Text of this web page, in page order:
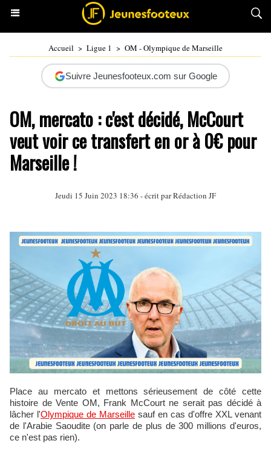
Accueil > Ligue 1 > OM - Olympique de Marseille
Suivre Jeunesfooteux.com sur Google
OM, mercato : c'est décidé, McCourt
veut voir ce transfert en or à 0€ pour
Marseille !
Jeudi 15 Juin 2023 18:36 - écrit par Rédaction JF
Place au mercato et mettons sérieusement de côté cette
histoire de Vente OM, Frank McCourt ne serait pas décidé à
lâcher l'Olympique de Marseille sauf en cas d'offre XXL venant
de l'Arabie Saoudite (on parle de plus de 300 millions d'euros,
ce n'est pas rien).